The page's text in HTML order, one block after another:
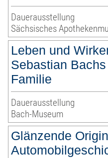
Dauerausstellung
Sächsisches
Leben und
Sebastian
Familie
Dauerausstellung
Bach-Museum
Glänzende